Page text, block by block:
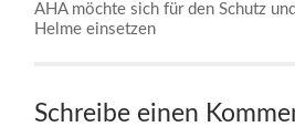
AHA möchte sich für den Schutz
Helme einsetzen
Schreibe einen